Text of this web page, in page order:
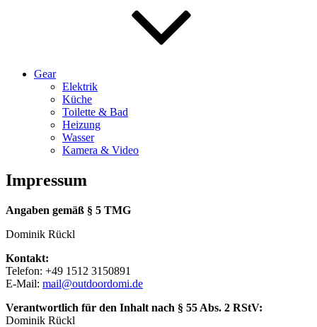
Gear
Elektrik
Küche
Toilette & Bad
Heizung
Wasser
Kamera & Video
Impressum
Angaben gemäß § 5 TMG
Dominik Rückl
Kontakt:
Telefon: +49 1512 3150891
E-Mail: mail@outdoordomi.de
Verantwortlich für den Inhalt nach § 55 Abs. 2 RStV:
Dominik Rückl